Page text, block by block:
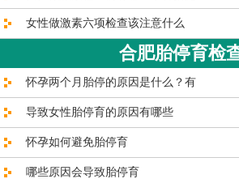
女性做激素六项检查该注意什么
合肥胎停育检
怀孕两个月胎停的原因是什么？有
导致女性胎停育的原因有哪些
怀孕如何避免胎停育
哪些原因会导致胎停育